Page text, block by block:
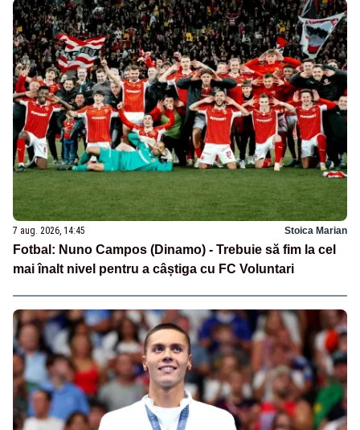
7 aug. 2026, 14:45 Stoica Marian
Fotbal: Nuno Campos (Dinamo) - Trebuie să fim la cel
mai înalt nivel pentru a câștiga cu FC Voluntari